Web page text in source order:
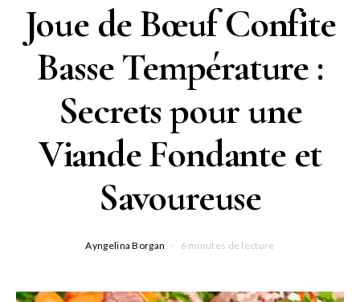
Joue de Bœuf Confite
Basse Température :
Secrets pour une
Viande Fondante et
Savoureuse
Ayngelina Borgan 6 minutes de lecture